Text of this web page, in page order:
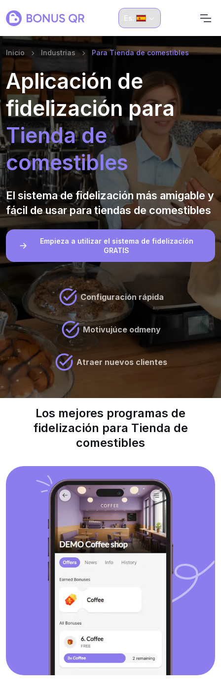
Es:
Inicio Industrias Para Tienda de comestibles
Aplicación de
fidelización para
Tienda de
comestibles
El sistema de fidelización más amigable y
fácil de usar para tiendas de comestibles
Empieza a utilizar el sistema de fidelización
GRATIS
Configuración rápida
Motivujúce odmeny
Atraer nuevos clientes
Los mejores programas de
fidelización para Tienda de
comestibles